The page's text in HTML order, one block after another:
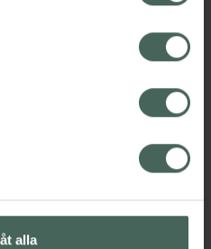
samtycke påverkar inte
skett innan återkallelsen.
alla
Visa
Visa
Visa